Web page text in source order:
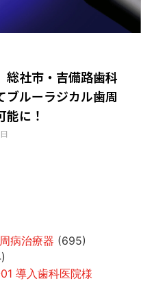
総社市・吉備路歯科
ブルーラジカル歯周
能に！
病治療器 (695)
導入歯科医院様